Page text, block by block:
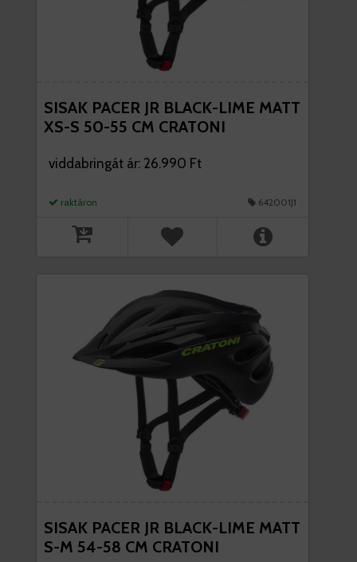
SISAK PACER JR BLACK-LIME MATT
XS-S 50-55 CM CRATONI
viddabringát ár: 26.990 Ft
raktáron 642001J1
SISAK PACER JR BLACK-LIME MATT
S-M 54-58 CM CRATONI